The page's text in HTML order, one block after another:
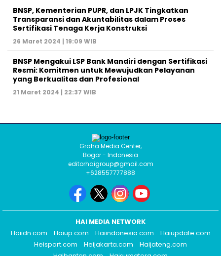
BNSP, Kementerian PUPR, dan LPJK Tingkatkan
Transparansi dan Akuntabilitas dalam Proses
Sertifikasi Tenaga Kerja Konstruksi
26 Maret 2024 | 19:09 WIB
BNSP Mengakui LSP Bank Mandiri dengan Sertifikasi
Resmi: Komitmen untuk Mewujudkan Pelayanan
yang Berkualitas dan Profesional
21 Maret 2024 | 22:37 WIB
Graha Media Center,
Bogor - Indonesia
editorhaigroup@gmail.com
+628557777888
HAI MEDIA NETWORK
Haiidn.com
Haiup.com Haiindonesia.com
Haiupdate.com
Heisport.com
Heijakarta.com
Haijateng.com